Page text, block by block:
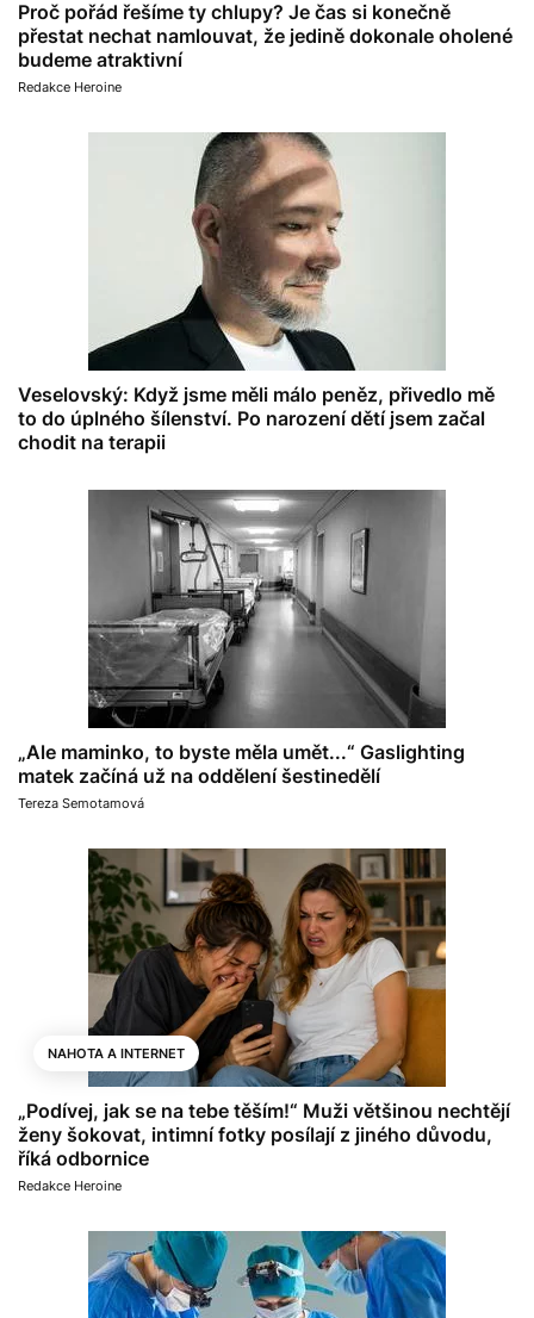
Proč pořád řešíme ty chlupy? Je čas si konečně
přestat nechat namlouvat, že jedině dokonale oholené
budeme atraktivní
Redakce Heroine
Veselovský: Když jsme měli málo peněz, přivedlo mě
to do úplného šílenství. Po narození dětí jsem začal
chodit na terapii
„Ale maminko, to byste měla umět...“ Gaslighting
matek začíná už na oddělení šestinedělí
Tereza Semotamová
NAHOTA A INTERNET
„Podívej, jak se na tebe těším!“ Muži většinou nechtějí
ženy šokovat, intimní fotky posílají z jiného důvodu,
říká odbornice
Redakce Heroine